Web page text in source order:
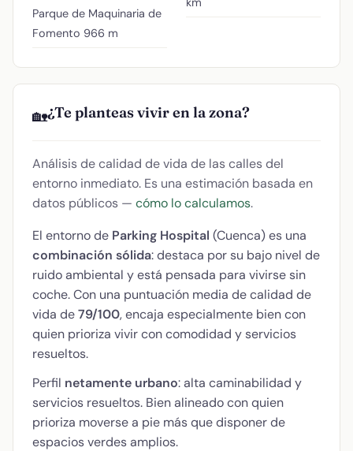
Parque de Maquinaria de
Fomento 966 m
🏡¿Te planteas vivir en la zona?
Análisis de calidad de vida de las calles del
entorno inmediato. Es una estimación basada en
datos públicos — cómo lo calculamos.
El entorno de Parking Hospital (Cuenca) es una
combinación sólida: destaca por su bajo nivel de
ruido ambiental y está pensada para vivirse sin
coche. Con una puntuación media de calidad de
vida de79/100, encaja especialmente bien con
quien prioriza vivir con comodidad y servicios
resueltos.
Perfil netamente urbano: alta caminabilidad y
servicios resueltos. Bien alineado con quien
prioriza moverse a pie más que disponer de
espacios verdes amplios.